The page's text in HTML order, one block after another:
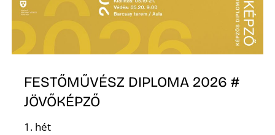
FESTŐMŰVÉSZ DIPLOMA 2026 #
JÖVŐKÉPZŐ
1. hét